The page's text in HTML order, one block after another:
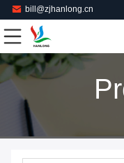
bill@zjhanlong.cn